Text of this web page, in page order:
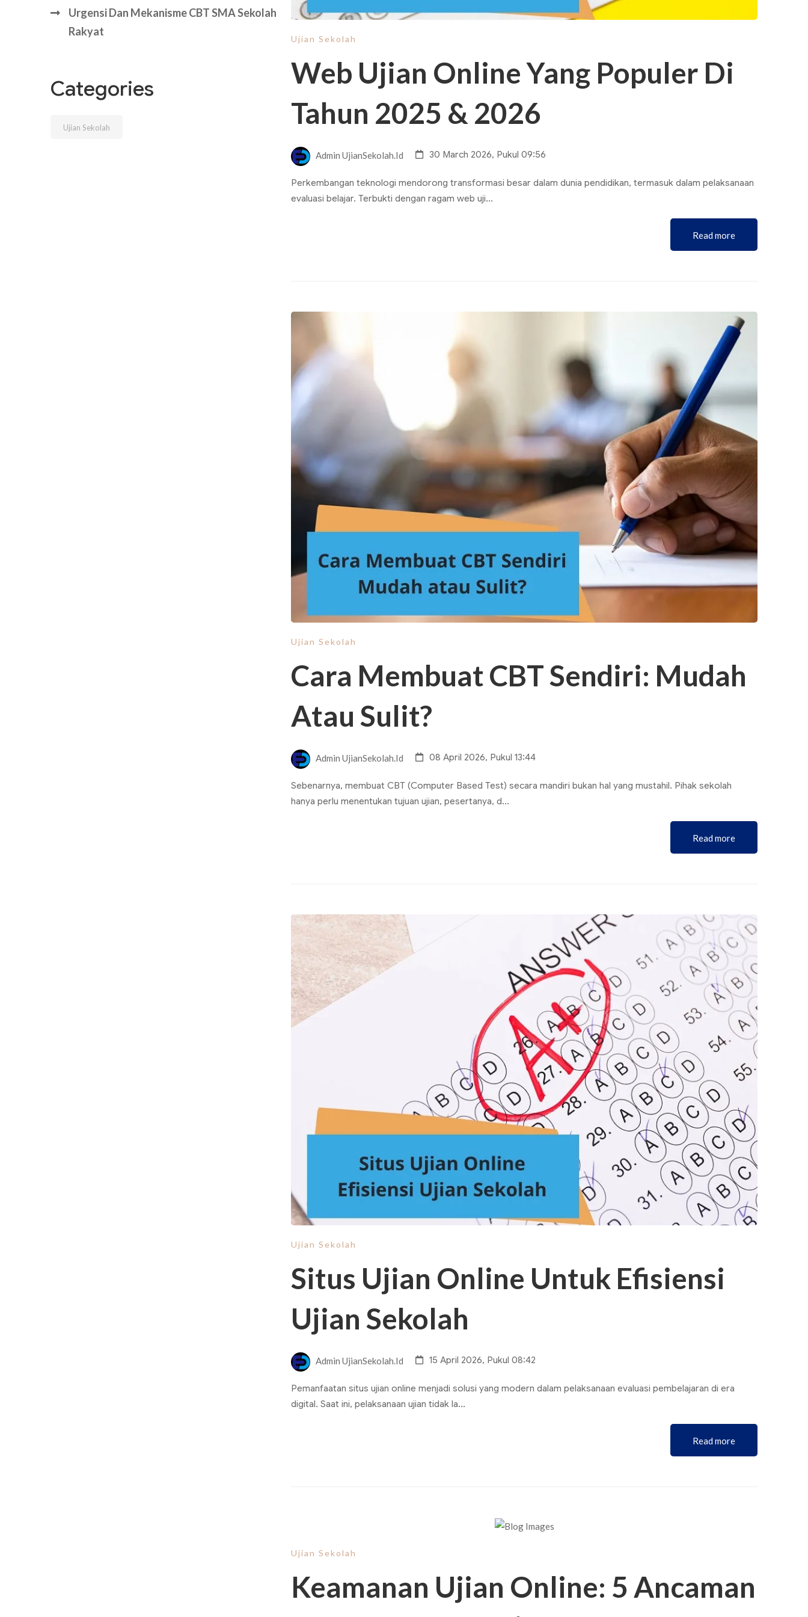
Urgensi Dan Mekanisme CBT SMA Sekolah
Rakyat
Categories
Ujian Sekolah
Ujian Sekolah
Web Ujian Online Yang Populer Di
Tahun 2025 & 2026
Admin UjianSekolah.id 30 March 2026, Pukul 09:56
Perkembangan teknologi mendorong transformasi besar dalam dunia pendidikan, termasuk dalam pelaksanaan
evaluasi belajar. Terbukti dengan ragam web uji...
Read more
Ujian Sekolah
Cara Membuat CBT Sendiri: Mudah
Atau Sulit?
Admin UjianSekolah.id 08 April 2026, Pukul 13:44
Sebenarnya, membuat CBT (Computer Based Test) secara mandiri bukan hal yang mustahil. Pihak sekolah
hanya perlu menentukan tujuan ujian, pesertanya, d...
Read more
Ujian Sekolah
Situs Ujian Online Untuk Efisiensi
Ujian Sekolah
Admin UjianSekolah.id 15 April 2026, Pukul 08:42
Pemanfaatan situs ujian online menjadi solusi yang modern dalam pelaksanaan evaluasi pembelajaran di era
digital. Saat ini, pelaksanaan ujian tidak la...
Read more
Ujian Sekolah
Keamanan Ujian Online: 5 Ancaman